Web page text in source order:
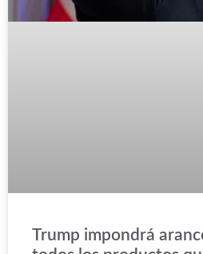
Trump impondrá